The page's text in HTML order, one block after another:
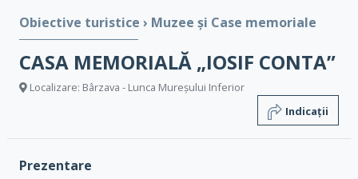
Obiective turistice › Muzee și Case memoriale
CASA MEMORIALĂ „IOSIF CONTA”
Localizare: Bârzava - Lunca Mureșului Inferior
Indicații
Prezentare